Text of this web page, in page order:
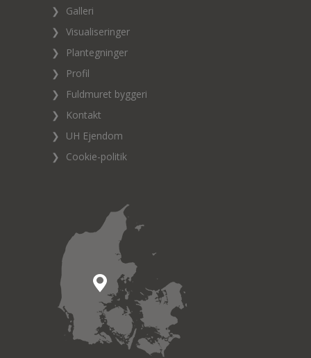
❯
Galleri
❯ Visualiseringer
❯
Plantegninger
❯
Profil
❯
Fuldmuret byggeri
❯
Kontakt
❯
UH Ejendom
❯
Cookie-politik